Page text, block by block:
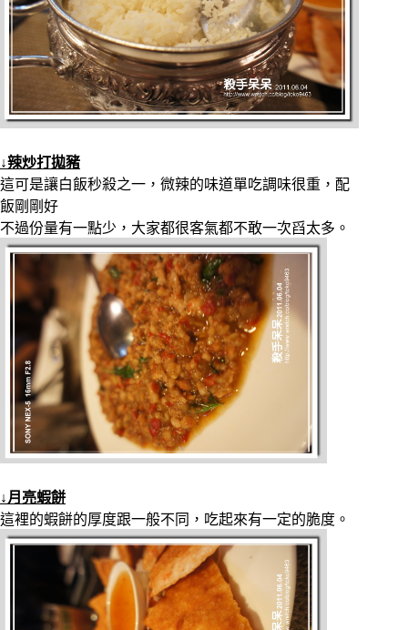
↓辣炒打拋豬
這可是讓白飯秒殺之一，微辣的味道單吃調味很重，配
飯剛剛好
不過份量有一點少，大家都很客氣都不敢一次舀太多。
↓月亮蝦餅
這裡的蝦餅的厚度跟一般不同，吃起來有一定的脆度。